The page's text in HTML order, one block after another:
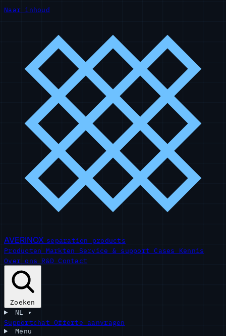
Naar inhoud
AVERINOX separation products
Producten Markten Service & support Cases Kennis
Over ons R&D Contact
Zoeken
NL ▾
SupportchatOfferte aanvragen
Menu